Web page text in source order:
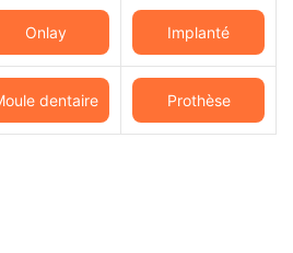
Onlay Implanté
dentaire Prothèse